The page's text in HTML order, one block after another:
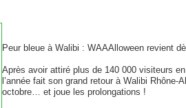
Peur bleue à Walibi : WAAAlloween revient
Après avoir attiré plus de 140 000 visiteurs
l’année fait son grand retour à Walibi
octobre… et joue les prolongations !